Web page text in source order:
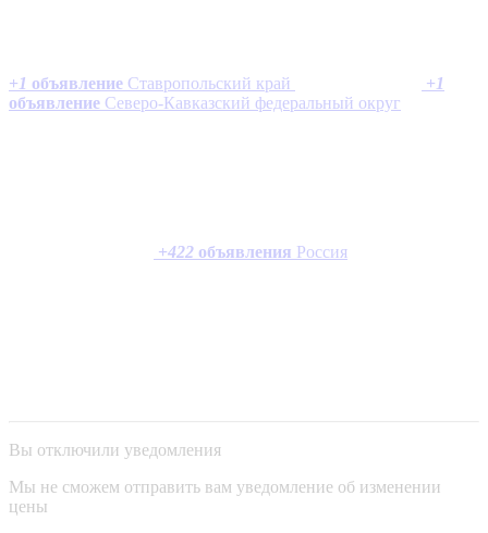
+1 объявление Ставропольский край +1
объявление Северо-Кавказский федеральный округ
+422 объявления Россия
Вы отключили уведомления
Мы не сможем отправить вам уведомление об изменении
цены